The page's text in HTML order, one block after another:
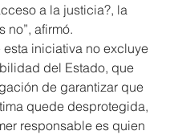
a la justicia?, la
no”, afirmó.
esta iniciativa no excluye
del Estado, que
de garantizar que
quede desprotegida,
responsable es quien